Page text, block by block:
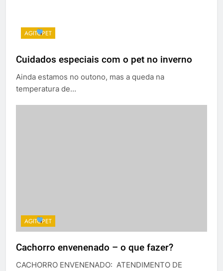
AGITOPET
Cuidados especiais com o pet no inverno
Ainda estamos no outono, mas a queda na
temperatura de…
AGITOPET
Cachorro envenenado – o que fazer?
CACHORRO ENVENENADO: ATENDIMENTO DE